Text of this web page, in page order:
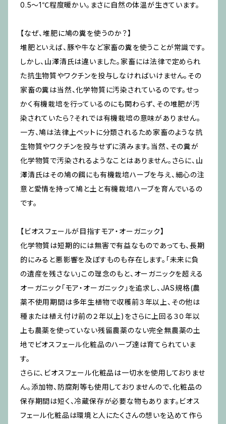
0.5～1℃程度暖かい。まさに自然の体温が生きています。
【なぜ、堆肥に鳩の糞を使うのか？】
堆肥といえば、豚や牛など家畜の糞を使うことが常識です。
しかし、山澤清氏は違いました。家畜には法律で定められ
た抗生物質やワクチンを投与しなければいけません。その
家畜の糞は当然、化学物質に汚染されているのです。せっ
かく有機栽培を行っているのにも関わらず、その堆肥が汚
染されていたら？それでは有機栽培の意味がありません。
一方、鳩は法律上ペットに分類されるため家畜のような抗
生物質やワクチンを投与せずに済みます。当然、その糞が
化学物質で汚染されるようなことはありません。さらに、山
澤清氏はその鳩の餌にも有機栽培ハーブを与え、細心の注
意と愛情を持って鳩と土と有機栽培ハーブを育んでいるの
です。
【ビオスフェールが目指すモア・オーガニック】
化学物質は短期的には無害で有益なものであっても、長期
的にみると悪影響を及ぼすものも存在します。「未来に負
の遺産を残さない」この理念のもと、オーガニックを超える
オーガニック「モア・オーガニック」を追求し、JAS規格(農
薬不使用期間は多年生植物で収穫前３年以上、その他は
種または植え付け前の２年以上)をさらに上回る３０年以
上も農薬を使っていない残留農薬のない完全無農薬の土
地でビオスフェール化粧品のハーブ達は育てられていま
す。
さらに、ビオスフェール化粧品は一切水を使用しておりませ
ん。添加物、防腐剤等も使用しておりませんので、化粧品の
保存期間は短く、冷蔵保存が必要な物もあります。ビオス
フェール化粧品は環境と人にたくさんの想いを込めて作ら